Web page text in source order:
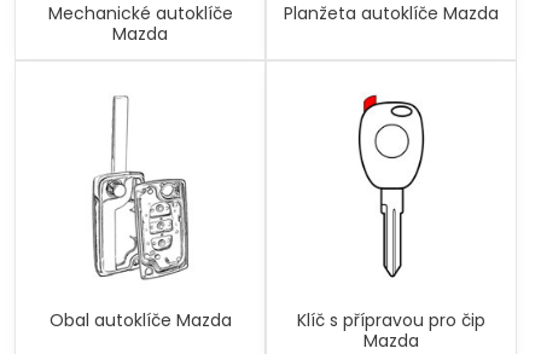
Mechanické autoklíče
Mazda
Planžeta autoklíče Mazda
Obal autoklíče Mazda
Klíč s přípravou pro čip
Mazda